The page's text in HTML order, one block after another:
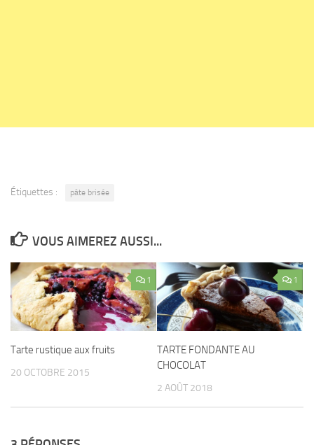
Étiquettes : pâte brisée
VOUS AIMEREZ AUSSI...
1
Tarte rustique aux fruits
20 OCTOBRE 2015
1
TARTE FONDANTE AU
CHOCOLAT
2 AOÛT 2018